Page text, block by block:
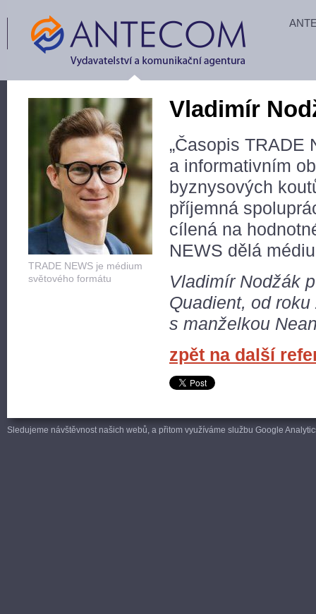
TRADE NEWS je médium
světového formátu
Vladimír
„Časopis TRADE
a informativním
byznysových
příjemná
cílená na
NEWS dělá
Vladimír Nodžák
Quadient, od
s manželkou
zpět na další
Sledujeme návštěvnost našich webů, a přitom využíváme službu Google